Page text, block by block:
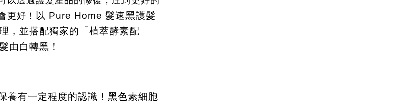
更好！ 以 Pure Home 髮速黑護髮
，並搭配獨家的「植萃酵素配
由白轉黑！
養有一定程度的認識！黑色素細胞